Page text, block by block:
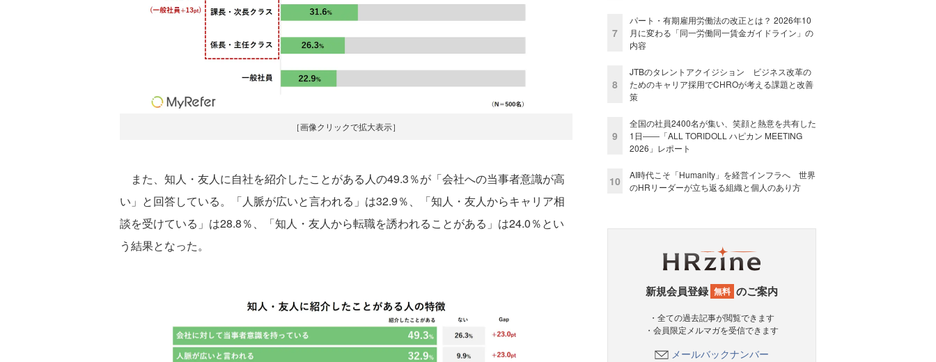
［画像クリックで拡大表示］
また、知人・友人に自社を紹介したことがある人の49.3％が「会社への当事者意識が高
い」と回答している。「人脈が広いと言われる」は32.9％、「知人・友人からキャリア相
談を受けている」は28.8％、「知人・友人から転職を誘われることがある」は24.0％とい
う結果となった。
7
パート・有期雇用労働法の改正とは？ 2026年10
月に変わる「同一労働同一賃金ガイドライン」の
内容
8
JTBのタレントアクイジション ビジネス改革の
ためのキャリア採用でCHROが考える課題と改善
策
9
全国の社員2400名が集い、笑顔と熱意を共有した
1日――「ALL TORIDOLL ハピカン MEETING
2026」レポート
10
AI時代こそ「Humanity」を経営インフラへ 世界
のHRリーダーが立ち返る組織と個人のあり方
新規会員登録 無料 のご案内
・全ての過去記事が閲覧できます
・会員限定メルマガを受信できます
メールバックナンバー